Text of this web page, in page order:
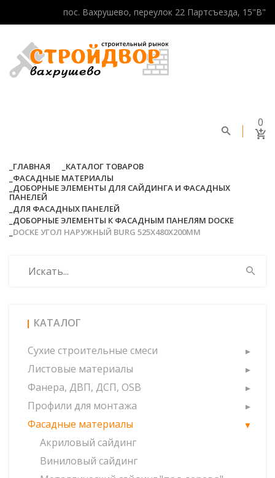
пос. Вахрушево, переулок 22 Партсъезда, 15"В"
0
ГЛАВНАЯ
КАТАЛОГ ТОВАРОВ
ФАСАДНЫЕ МАТЕРИАЛЫ
ДОБОРНЫЕ ЭЛЕМЕНТЫ ДЛЯ САЙДИНГА И ФАСАДНЫХ
ПАНЕЛЕЙ
ДЛЯ ФАСАДНЫХ ПАНЕЛЕЙ
ДОБОРНЫЕ ЭЛЕМЕНТЫ К ФАСАДНЫМ ПАНЕЛЯМ DOCKE
DOCKE УГОЛ НАРУЖНЫЙ BURG 525Х480Х200ММ
КАТАЛОГ
Сухие строительные смеси
Листовые материалы
Фанера, ДВП, ДСП, OSB
Профили для монтажа
Фасадные материалы
Акриловый сайдинг
Виниловый сайдинг